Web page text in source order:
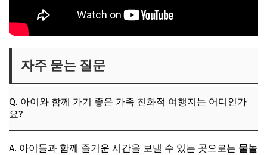
자주 묻는 질문
Q. 아이와 함께 가기 좋은 가족 친화적 여행지는 어디인가
요?
A. 아이들과 함께 즐거운 시간을 보낼 수 있는 곳으로는 물놀